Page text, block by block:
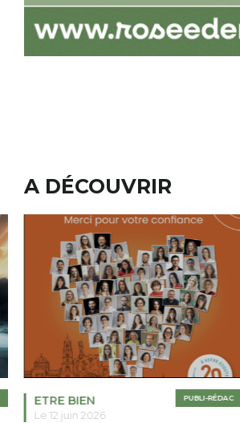
A DÉCOUVRIR
PUBLI-RÉDAC
ETRE BIEN
Le 12 juin 2026